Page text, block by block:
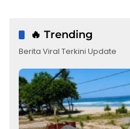
🔥 Trending
Berita Viral Terkini Update